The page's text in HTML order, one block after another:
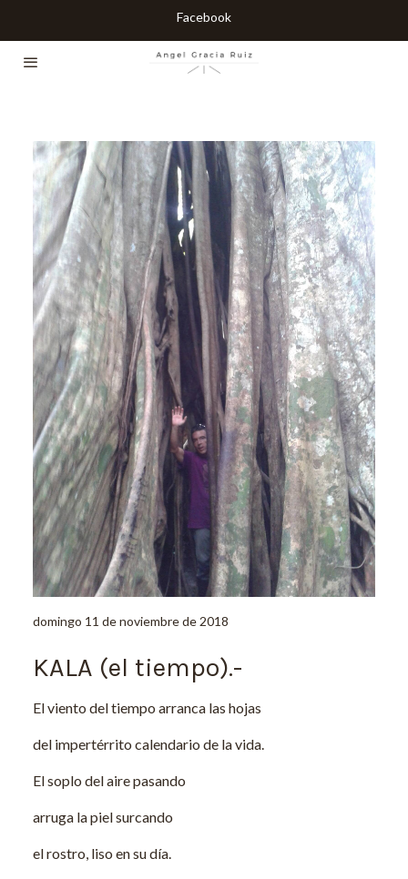
Facebook
domingo 11 de noviembre de 2018
KALA (el tiempo).-
El viento del tiempo arranca las hojas
del impertérrito calendario de la vida.
El soplo del aire pasando
arruga la piel surcando
el rostro, liso en su día.